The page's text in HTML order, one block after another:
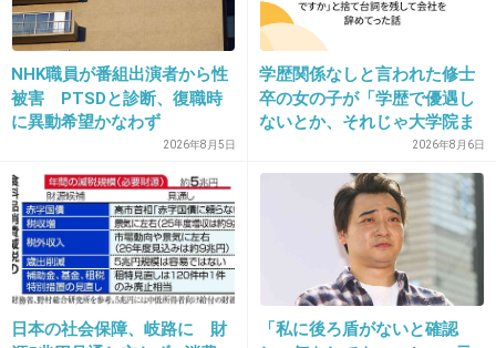
27. 匿名2022/01/07(金) 09:52:51
さっしーのオモチャ
-2
28. 匿名2022/01/07(金) 09:53:31
高校生の時芸能枠で大学合格すると思って全然勉強してな
かったら見事に落ちたって言ってて、もう芸能人パワー使
おうとしてんのかよ、ってずうずうしくて嫌いになったわ
NHK職員が番組出演者から性
被害 PTSDと診断、復職時
に異動希望かなわず
2026年8月5日
学歴関係なしと言われた修士
卒の女の子が「学歴で優遇し
ないとか、それじゃ大学院ま
で学費払って自分の価値を上
げた人が馬鹿じゃないです
か」と捨て台詞を残し会社を
辞めてった
2026年8月6日
日本の社会保障、岐路に 財
「私に後ろ盾がないと確認